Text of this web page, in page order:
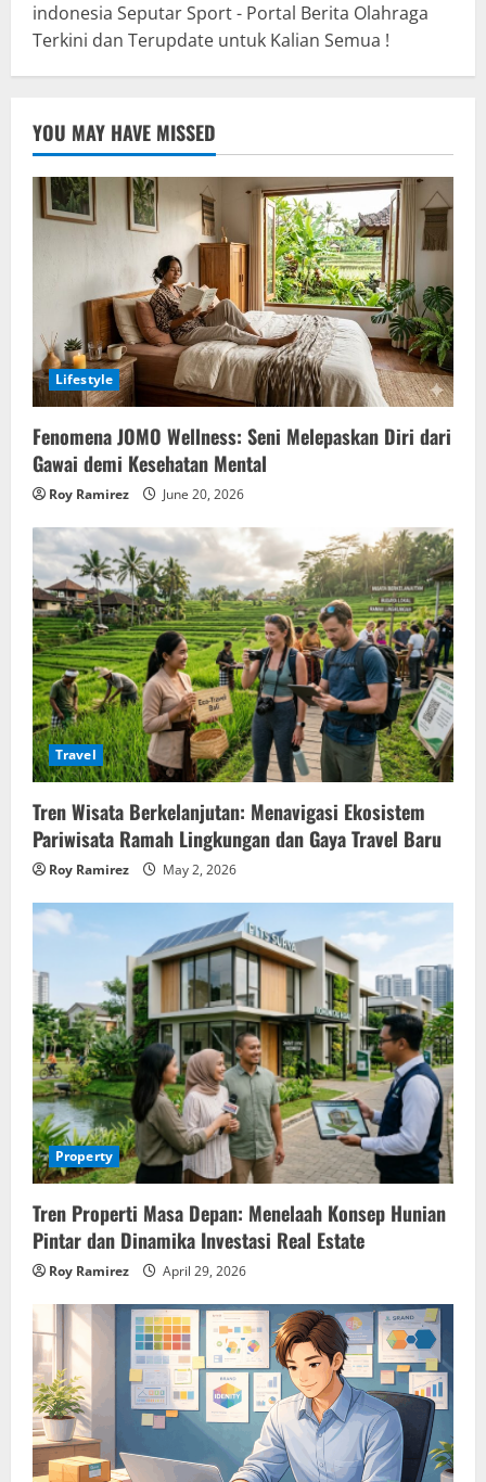
indonesia Seputar Sport - Portal Berita Olahraga
Terkini dan Terupdate untuk Kalian Semua !
YOU MAY HAVE MISSED
Lifestyle
Fenomena JOMO Wellness: Seni Melepaskan Diri dari
Gawai demi Kesehatan Mental
Roy Ramirez June 20, 2026
Travel
Tren Wisata Berkelanjutan: Menavigasi Ekosistem
Pariwisata Ramah Lingkungan dan Gaya Travel Baru
Roy Ramirez May 2, 2026
Property
Tren Properti Masa Depan: Menelaah Konsep Hunian
Pintar dan Dinamika Investasi Real Estate
Roy Ramirez April 29, 2026